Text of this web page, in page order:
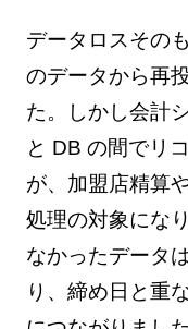
データロスその
のデータから再
た。しかし会計
と DB の間でリ
が、加盟店精算
処理の対象にな
なかったデータ
り、締め日と重